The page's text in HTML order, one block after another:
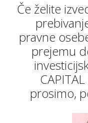
Če želite
pravne
prejemu
prosimo,